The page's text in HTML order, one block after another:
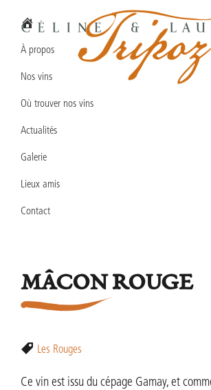
navigation
contenu
principal
Céline
Laurent
biodynamie
en
À propos
Nos vins
Où trouver nos vins
Actualités
Galerie
Lieux amis
Contact
MÂCON ROUGE
Les Rouges
Ce vin est issu du cépage Gamay, et